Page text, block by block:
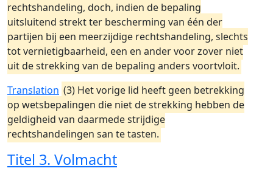
rechtshandeling, doch, indien de bepaling
uitsluitend strekt ter bescherming van één der
partijen bij een meerzijdige rechtshandeling, slechts
tot vernietigbaarheid, een en ander voor zover niet
uit de strekking van de bepaling anders voortvloit.
Translation (3) Het vorige lid heeft geen betrekking
op wetsbepalingen die niet de strekking hebben de
geldigheid van daarmede strijdige
rechtshandelingen san te tasten.
Titel 3. Volmacht